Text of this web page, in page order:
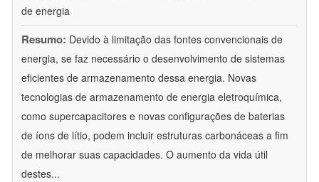
de energia
Resumo: Devido à limitação das fontes convencionais de
energia, se faz necessário o desenvolvimento de sistemas
eficientes de armazenamento dessa energia. Novas
tecnologias de armazenamento de energia eletroquímica,
como supercapacitores e novas configurações de baterias
de íons de lítio, podem incluir estruturas carbonáceas a fim
de melhorar suas capacidades. O aumento da vida útil
destes...